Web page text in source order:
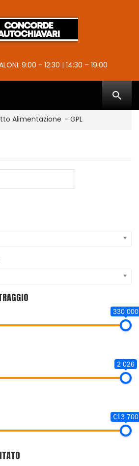
9:00 - 12:30 | 14:30 – 19:00
Alimentazione - GPL
330 000
2 026
€13 700